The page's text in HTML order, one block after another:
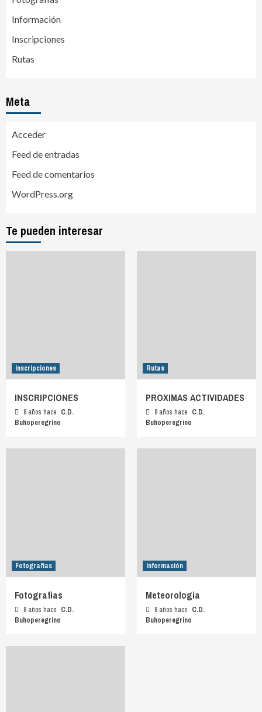
Información
Inscripciones
Rutas
Meta
Acceder
Feed de entradas
Feed de comentarios
WordPress.org
Te pueden interesar
Inscripciones
INSCRIPCIONES
8 años hace C.D.
Buhoperegrino
Rutas
PROXIMAS ACTIVIDADES
8 años hace C.D.
Buhoperegrino
Fotografias
Fotografias
8 años hace C.D.
Buhoperegrino
Información
Meteorologia
8 años hace C.D.
Buhoperegrino